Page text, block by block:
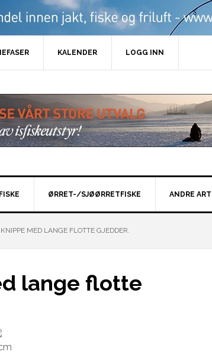
KALENDER LOGG INN
ØRRET-/SJØØRRETFISKE ANDRE
MED LANGE FLOTTE GJEDDER.
lange flotte